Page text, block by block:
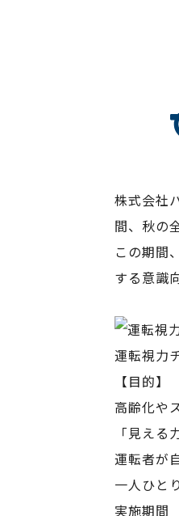
株式会社
間、秋の
この期間
する意識
運転視力
【目的】
高齢化や
「見える
運転者が
一人ひと
実施期間